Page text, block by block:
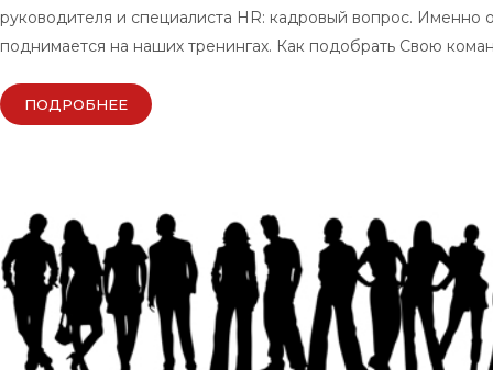
руководителя и специалиста HR: кадровый вопрос. Именно
поднимается на наших тренингах. Как подобрать Свою
ПОДРОБНЕЕ